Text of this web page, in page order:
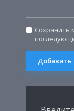
Сохранить